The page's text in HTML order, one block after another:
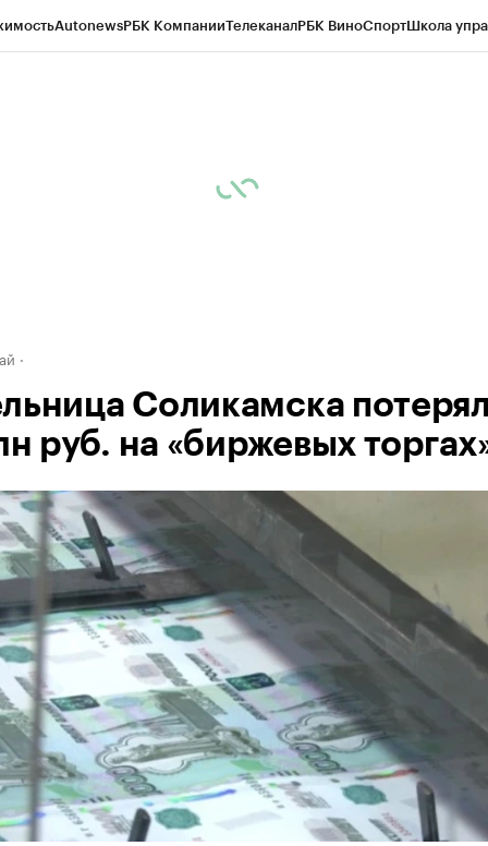
AutonewsРБК КомпанииТелеканалРБК ВиноСпортШкола
Соликамска
руб. на «биржевых